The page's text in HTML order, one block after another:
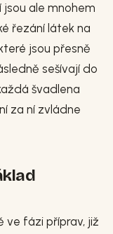
ale mnohem
řezání látek na
jsou přesně
sešívají do
švadlena
za ní zvládne
ve fázi příprav, již